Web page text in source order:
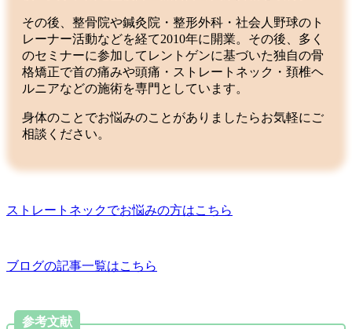
その後、整骨院や鍼灸院・整形外科・社会人野球のト
レーナー活動などを経て2010年に開業。その後、多く
のセミナーに参加してレントゲンに基づいた独自の骨
格矯正で首の痛みや頭痛・ストレートネック・頚椎ヘ
ルニアなどの施術を専門としています。
身体のことでお悩みのことがありましたらお気軽にご
相談ください。
ストレートネックでお悩みの方はこちら
ブログの記事一覧はこちら
参考文献